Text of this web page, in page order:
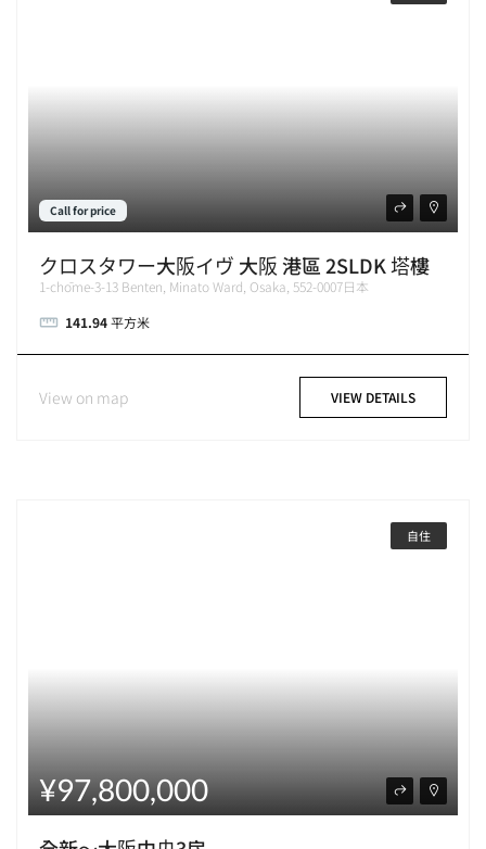
Call for price
クロスタワー大阪イヴ 大阪 港區 2SLDK 塔樓
1-chōme-3-13 Benten, Minato Ward, Osaka, 552-0007日本
141.94平方米
View on map VIEW DETAILS
自住
¥97,800,000